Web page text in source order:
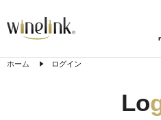
ホーム ログイン
Lo